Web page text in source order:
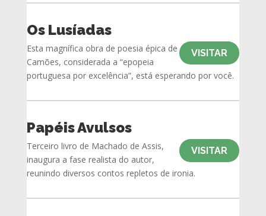
Os Lusíadas
VISITAR
Esta magnífica obra de poesia épica de
Camões, considerada a “epopeia
portuguesa por excelência”, está esperando por você.
Papéis Avulsos
VISITAR
Terceiro livro de Machado de Assis,
inaugura a fase realista do autor,
reunindo diversos contos repletos de ironia.